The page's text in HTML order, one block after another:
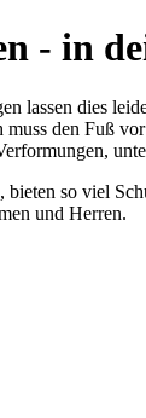
- in
dies
den Fuß
so viel
und Herren.